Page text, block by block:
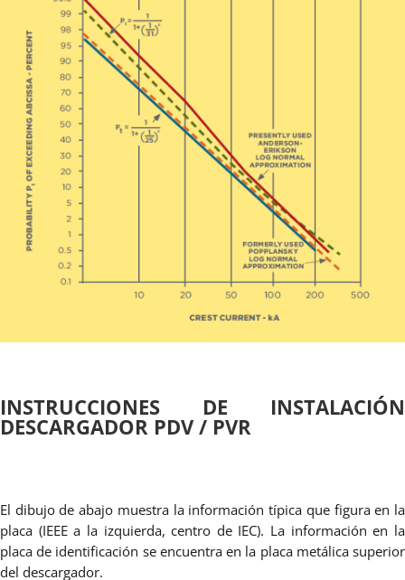
INSTRUCCIONES DE INSTALACIÓN
DESCARGADOR PDV / PVR
El dibujo de abajo muestra la información típica que figura en la
placa (IEEE a la izquierda, centro de IEC). La información en la
placa de identificación se encuentra en la placa metálica superior
del descargador.